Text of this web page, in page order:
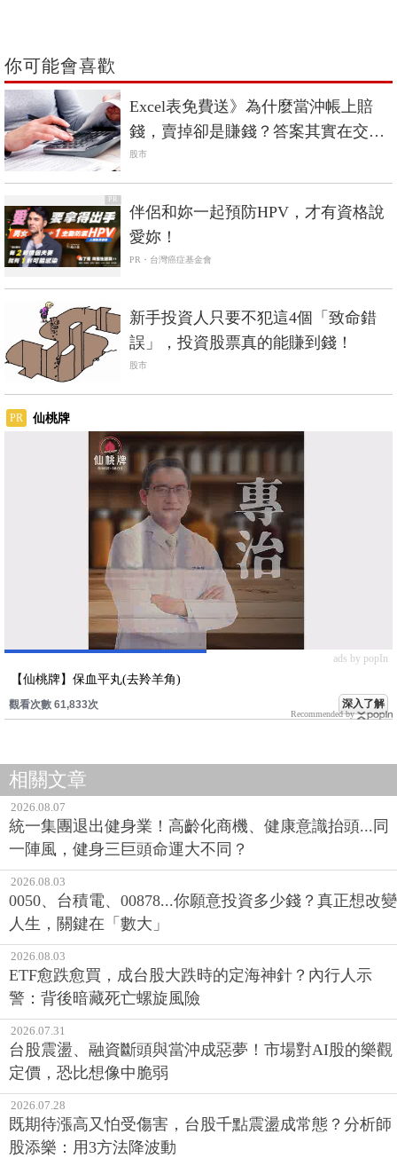
你可能會喜歡
Excel表免費送》為什麼當沖帳上賠
錢，賣掉卻是賺錢？答案其實在交易
稅
股市
PR
伴侶和妳一起預防HPV，才有資格說
愛妳！
PR・台灣癌症基金會
新手投資人只要不犯這4個「致命錯
誤」，投資股票真的能賺到錢！
股市
PR 仙桃牌
ads by popIn
【仙桃牌】保血平丸(去羚羊角)
觀看次數 61,833次 深入了解
Recommended by
相關文章
2026.08.07
統一集團退出健身業！高齡化商機、健康意識抬頭...同
一陣風，健身三巨頭命運大不同？
2026.08.03
0050、台積電、00878...你願意投資多少錢？真正想改變
人生，關鍵在「數大」
2026.08.03
ETF愈跌愈買，成台股大跌時的定海神針？內行人示
警：背後暗藏死亡螺旋風險
2026.07.31
台股震盪、融資斷頭與當沖成惡夢！市場對AI股的樂觀
定價，恐比想像中脆弱
2026.07.28
既期待漲高又怕受傷害，台股千點震盪成常態？分析師
股添樂：用3方法降波動